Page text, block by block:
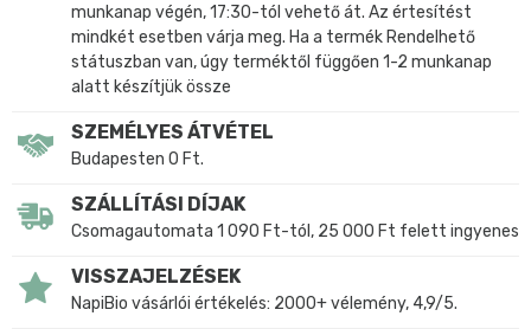
munkanap végén, 17:30-tól vehető át. Az értesítést
mindkét esetben várja meg. Ha a termék Rendelhető
státuszban van, úgy terméktől függően 1-2 munkanap
alatt készítjük össze
SZEMÉLYES ÁTVÉTEL
Budapesten 0 Ft.
SZÁLLÍTÁSI DÍJAK
Csomagautomata 1 090 Ft-tól, 25 000 Ft felett ingyenes
VISSZAJELZÉSEK
NapiBio vásárlói értékelés: 2000+ vélemény, 4,9/5.